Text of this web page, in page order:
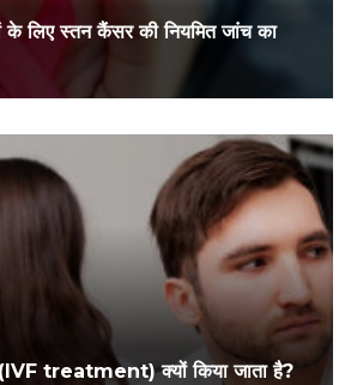
के लिए स्तन कैंसर की नियमित जांच का
treatment) क्यों किया जाता है?